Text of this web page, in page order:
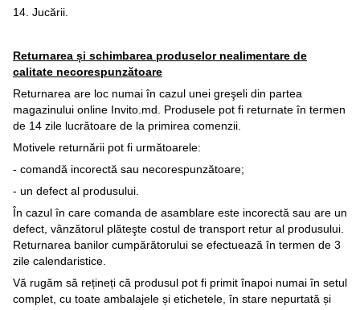
14. Jucării.
Returnarea și schimbarea produselor nealimentare de
calitate necorespunzătoare
Returnarea are loc numai în cazul unei greşeli din partea
magazinului online Invito.md. Produsele pot fi returnate în termen
de 14 zile lucrătoare de la primirea comenzii.
Motivele returnării pot fi următoarele:
- comandă incorectă sau necorespunzătoare;
- un defect al produsului.
În cazul în care comanda de asamblare este incorectă sau are un
defect, vânzătorul plăteşte costul de transport retur al produsului.
Returnarea banilor cumpărătorului se efectuează în termen de 3
zile calendaristice.
Vă rugăm să rețineți că produsul pot fi primit înapoi numai în setul
complet, cu toate ambalajele și etichetele, în stare nepurtată și